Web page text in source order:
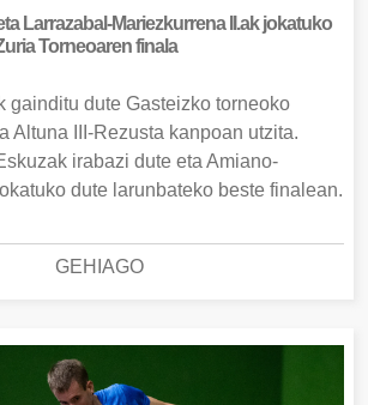
Larrazabal-Mariezkurrena II.ak jokatuko
Torneoaren finala
gainditu dute Gasteizko torneoko
Altuna III-Rezusta kanpoan utzita.
irabazi dute eta Amiano-
dute larunbateko beste finalean.
GEHIAGO